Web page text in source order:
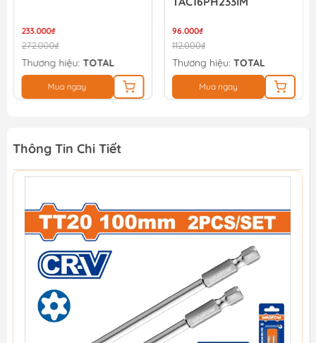
233.000₫
272.000₫
Thương hiệu: TOTAL
Mua ngay
96.000₫
112.000₫
Thương hiệu: TOTAL
Mua ngay
Thông Tin Chi Tiết